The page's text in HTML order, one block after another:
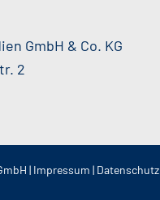
GmbH & Co. KG
2
| Impressum | Datenschutz